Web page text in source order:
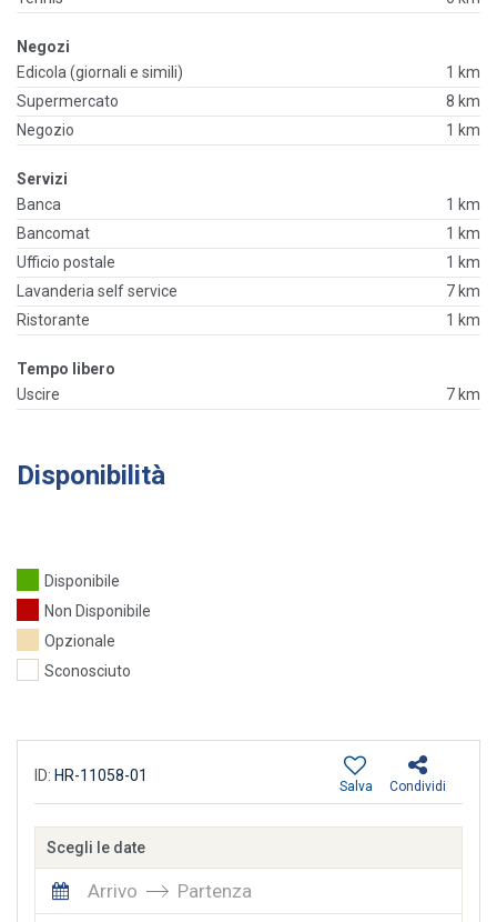
Negozi
Edicola (giornali e simili)
1 km
Supermercato
8 km
Negozio
1 km
Servizi
Banca
1 km
Bancomat
1 km
Ufficio postale
1 km
Lavanderia self service
7 km
Ristorante
1 km
Tempo libero
Uscire
7 km
Disponibilità
Disponibile
Non Disponibile
Opzionale
Sconosciuto
ID: HR-11058-01
Condividi
Salva
Scegli le date
Arrivo
Partenza